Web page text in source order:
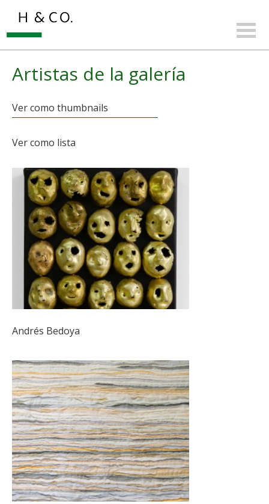
Artistas de la galería
Ver como thumbnails
Ver como lista
Andrés Bedoya